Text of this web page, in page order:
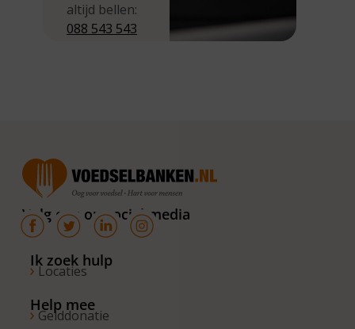
altijd bellen:
088 543 543
van 10.00 –
16.00 uur. Op
de vrijdagen
zijn wij
bereikbaar
van 10.00 –
Volg ons op social media
Ik zoek hulp
Locaties
Help mee
Gelddonatie